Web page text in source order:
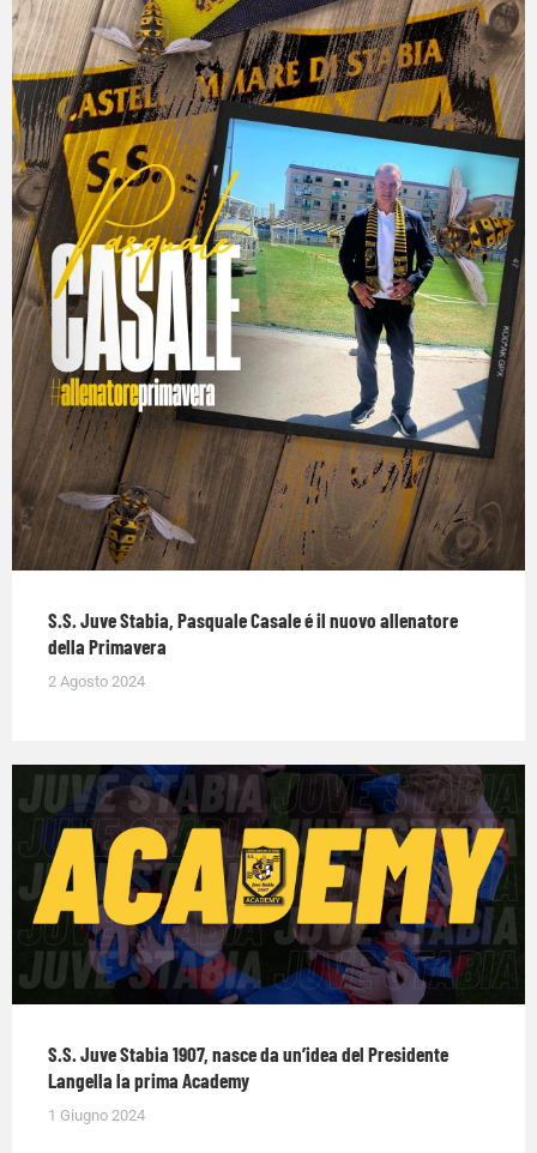
S.S. Juve Stabia, Pasquale Casale é il nuovo allenatore
della Primavera
2 Agosto 2024
S.S. Juve Stabia 1907, nasce da un’idea del Presidente
Langella la prima Academy
1 Giugno 2024